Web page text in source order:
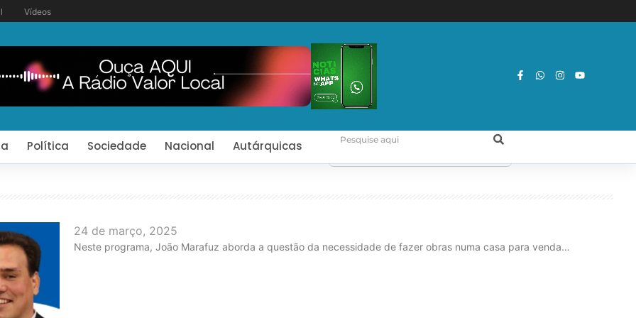
Vídeos
Política Sociedade Nacional Autárquicas
24 de março, 2025
Neste programa, João Marafuz aborda a questão da necessidade de fazer obras numa casa para venda…